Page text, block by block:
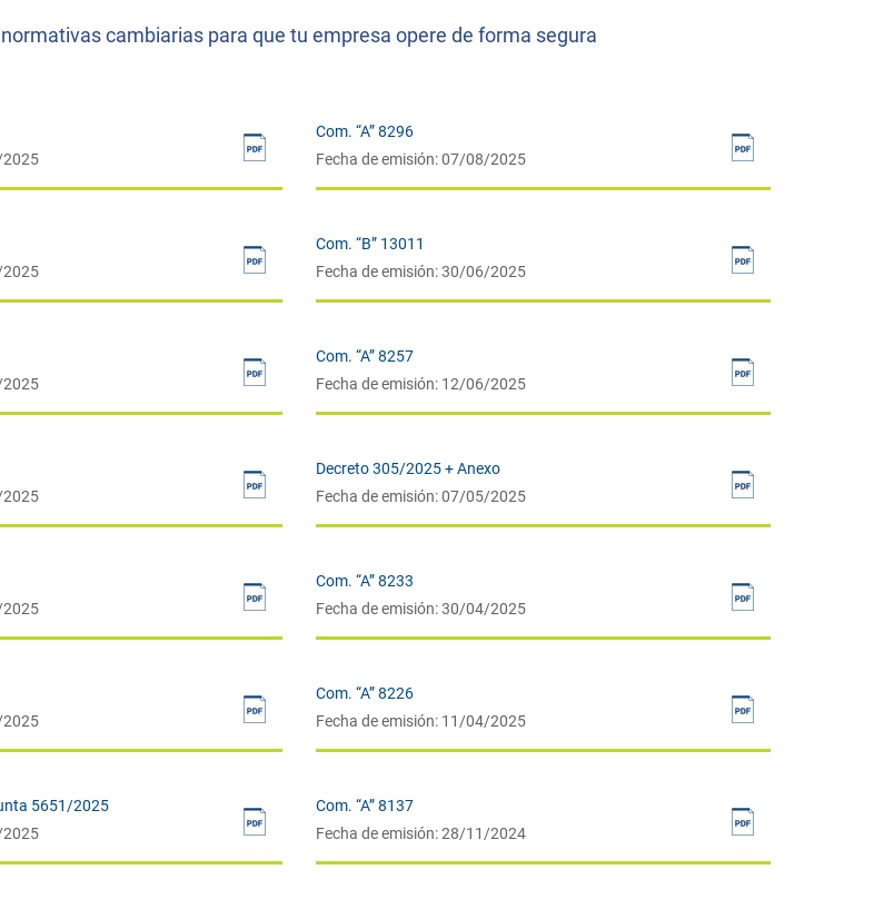
cambiarias para que tu empresa opere de forma segura
2025
Com. “A” 8296
Fecha de emisión: 07/08/2025
2025
Com. “B” 13011
Fecha de emisión: 30/06/2025
2025
Com. “A” 8257
Fecha de emisión: 12/06/2025
2025
Decreto 305/2025 + Anexo
Fecha de emisión: 07/05/2025
2025
Com. “A” 8233
Fecha de emisión: 30/04/2025
2025
Com. “A” 8226
Fecha de emisión: 11/04/2025
5651/2025
2025
Com. “A” 8137
Fecha de emisión: 28/11/2024